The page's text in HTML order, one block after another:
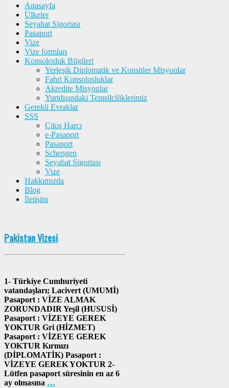
Anasayfa
Ülkeler
Seyahat Sigortası
Pasaport
Vize
Vize formları
Konsolosluk Bilgileri
Yerleşik Diplomatik ve Konsüler Misyonlar
Fahri Konsolosluklar
Akredite Misyonlar
Yurtdışındaki Temsilciliklerimiz
Gerekli Evraklar
SSS
Çıkış Harcı
e-Pasaport
Pasaport
Schengen
Seyahat Sigortası
Vize
Hakkımızda
Blog
İletişim
Pakistan Vizesi
1- Türkiye Cumhuriyeti
vatandaşları; Lacivert (UMUMİ)
Pasaport : VİZE ALMAK
ZORUNDADIR Yeşil (HUSUSİ)
Pasaport : VİZEYE GEREK
YOKTUR Gri (HİZMET)
Pasaport : VİZEYE GEREK
YOKTUR Kırmızı
(DİPLOMATİK) Pasaport :
VİZEYE GEREK YOKTUR 2-
Lütfen pasaport süresinin en az 6
ay olmasına …